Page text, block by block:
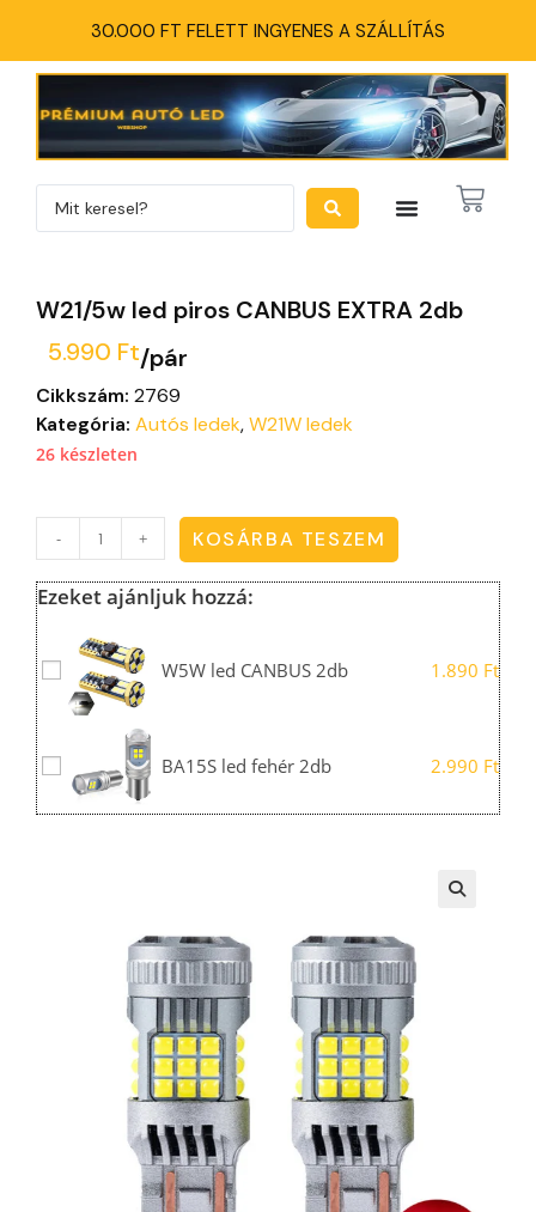
30.000 FT FELETT INGYENES A SZÁLLÍTÁS
W21/5w led piros CANBUS EXTRA 2db
5.990 Ft/pár
Cikkszám: 2769
Kategória: Autós ledek,W21W ledek
26 készleten
- + KOSÁRBA TESZEM
Ezeket ajánljuk hozzá:
W5W led CANBUS 2db 1.890 Ft
BA15S led fehér 2db 2.990 Ft